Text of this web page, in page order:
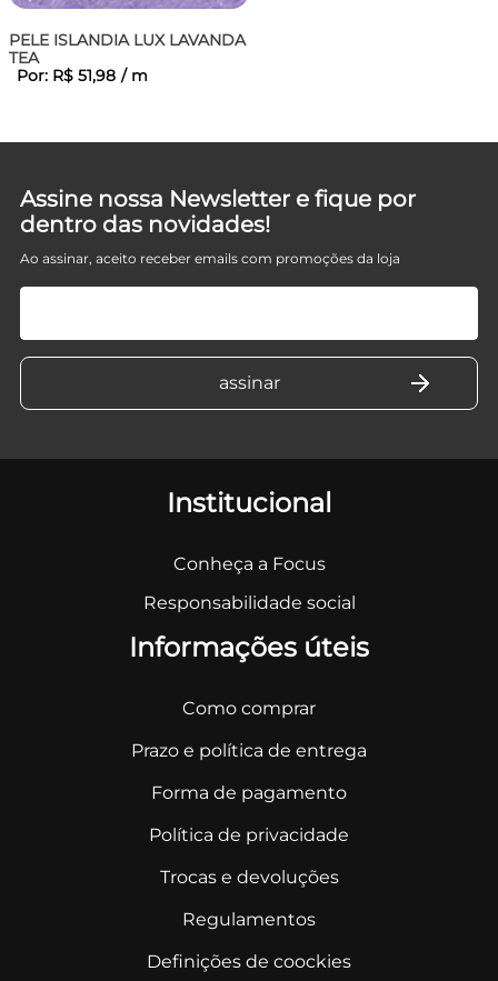
PELE ISLANDIA LUX LAVANDA
TEA
Por: R$ 51,98 / m
Assine nossa Newsletter e fique por
dentro das novidades!
Ao assinar, aceito receber emails com promoções da loja
Institucional
Conheça a Focus
Responsabilidade social
Informações úteis
Como comprar
Prazo e política de entrega
Forma de pagamento
Política de privacidade
Trocas e devoluções
Regulamentos
Definições de coockies